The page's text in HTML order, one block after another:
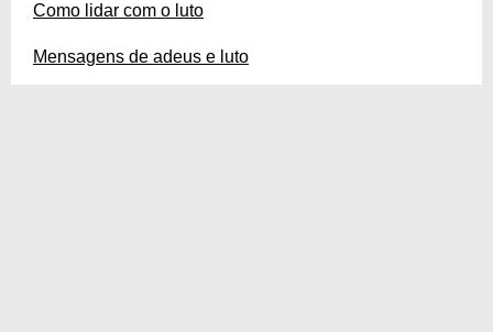
Como lidar com o luto
Mensagens de adeus e luto